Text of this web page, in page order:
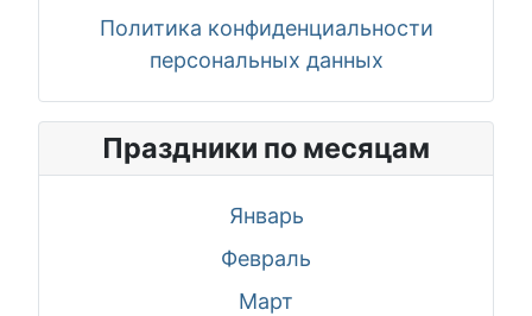
Политика конфиденциальности
персональных данных
Праздники по месяцам
Январь
Февраль
Март